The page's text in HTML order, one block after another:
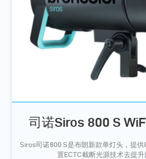
司诺Siros 800 S
Siros司诺800 S是布朗新款单灯头，提
置ECTC截断光源技术去提升